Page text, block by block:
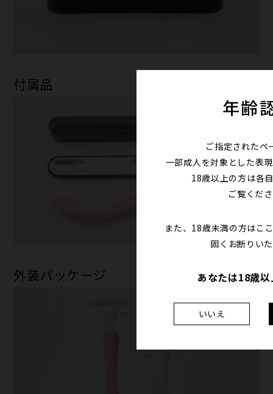
付属品
外装パッケージ
年齢
ご指定されたペ
一部成人を対象とした表
18歳以上の方は各
ご覧くだ
また、18歳未満の方はこ
固くお断りい
あなたは18歳
いいえ